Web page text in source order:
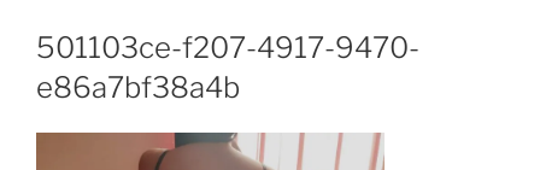
501103ce-f207-4917-9470-
e86a7bf38a4b